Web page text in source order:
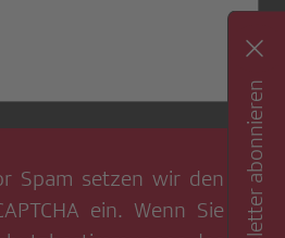
Spam setzen wir den
ein. Wenn Sie
Newsletter abonnieren